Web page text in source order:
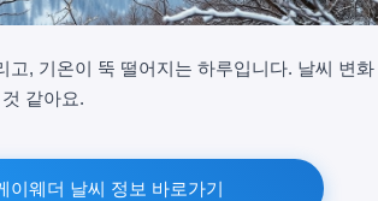
고, 기온이 뚝 떨어지는 하루입니다. 날씨 변화
같아요.
이웨더 날씨 정보 바로가기